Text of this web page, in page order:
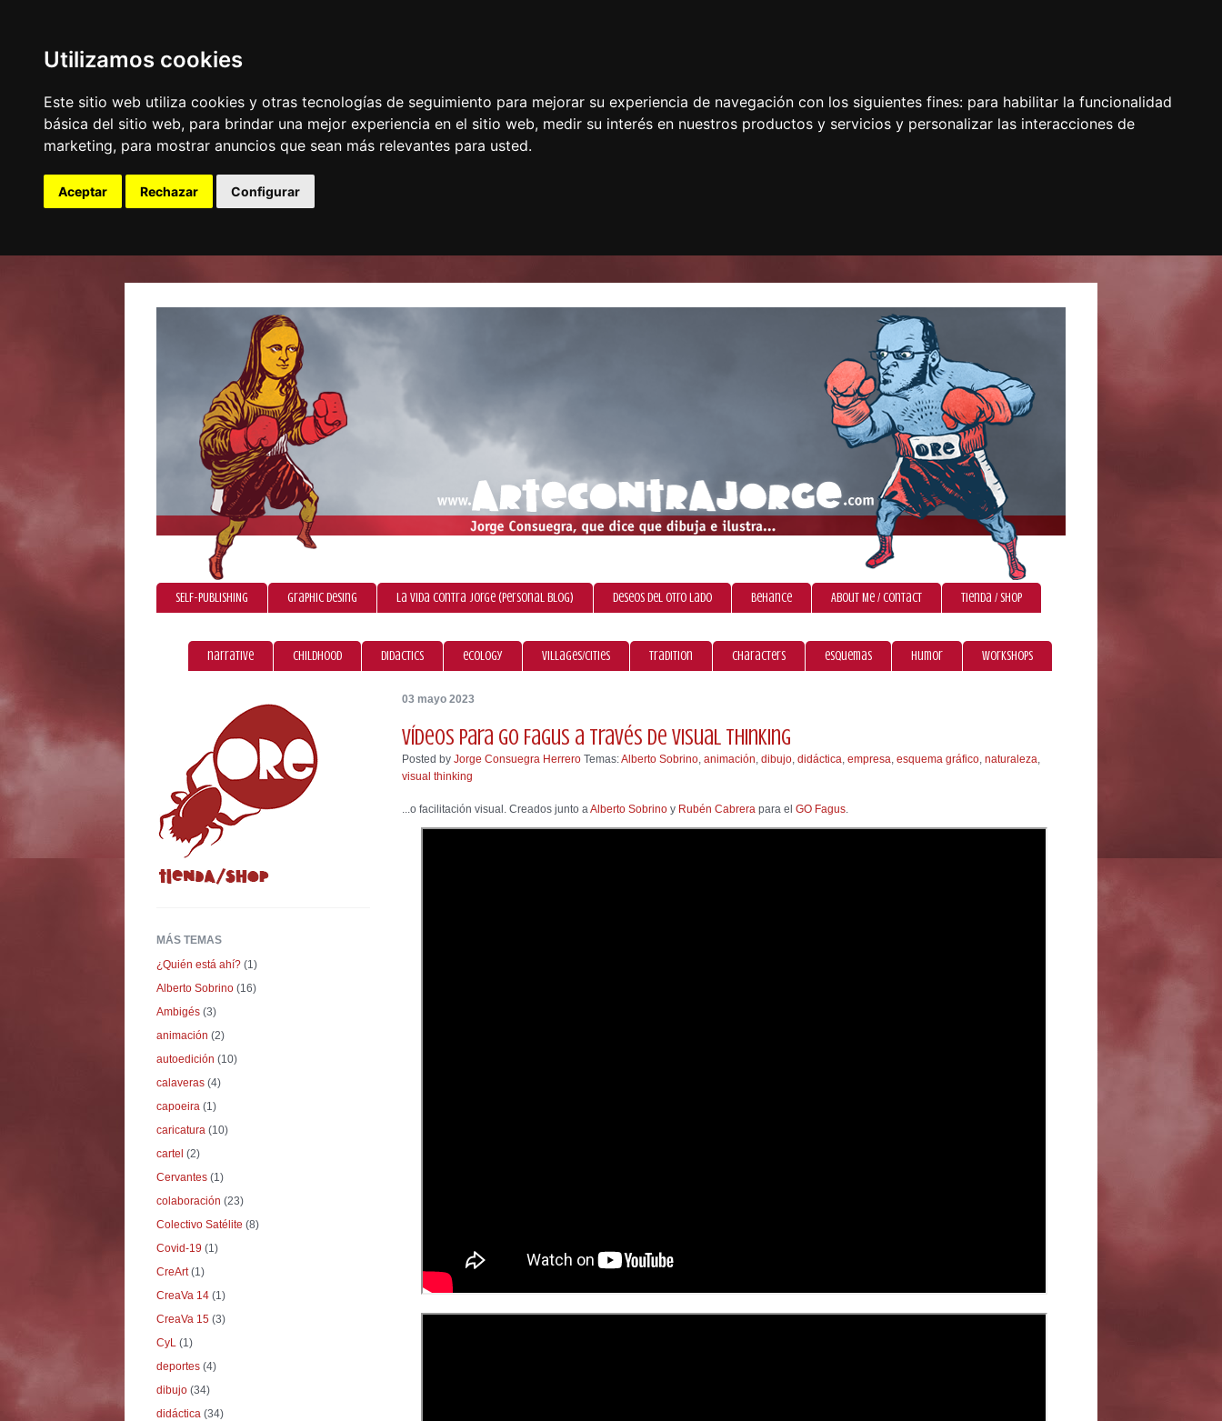
Utilizamos cookies
Este sitio web utiliza cookies y otras tecnologías de seguimiento para mejorar su experiencia de navegación con los siguientes fines: para habilitar la funcionalidad
básica del sitio web, para brindar una mejor experiencia en el sitio web, medir su interés en nuestros productos y servicios y personalizar las interacciones de
marketing, para mostrar anuncios que sean más relevantes para usted.
Aceptar Rechazar Configurar
SELF-PUBLISHING graphic desing La vida contra Jorge (personal blog) Deseos del otro lado Behance About Me / Contact Tienda / Shop
narrative childhood didactics ecology villages/cities tradition characters esquemas humor workshops
03 mayo 2023
vídeos para GO Fagus a través de visual thinking
Posted by Jorge Consuegra Herrero Temas:Alberto Sobrino animación dibujo didáctica empresa esquema gráfico naturaleza
visual thinking
...o facilitación visual. Creados junto a Alberto Sobrino y Rubén Cabrera para el GO Fagus
MÁS TEMAS
¿Quién está ahí? (1)
Alberto Sobrino (16)
Ambigés (3)
animación (2)
autoedición (10)
calaveras (4)
capoeira (1)
caricatura (10)
cartel (2)
Cervantes (1)
colaboración (23)
Colectivo Satélite (8)
Covid-19 (1)
CreArt (1)
CreaVa 14 (1)
CreaVa 15 (3)
CyL (1)
deportes (4)
dibujo (34)
didáctica (34)